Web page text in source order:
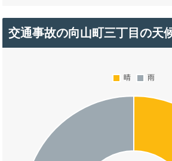
交通事故の向山町三丁目の天